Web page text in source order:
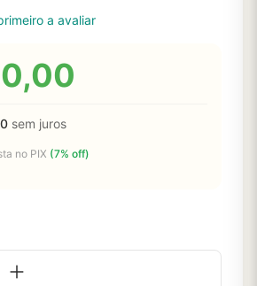
a avaliar
sem juros
no PIX (7% off)